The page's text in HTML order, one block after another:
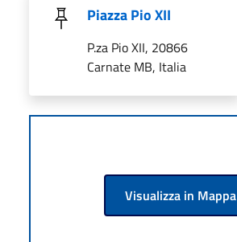
Piazza Pio XII
P.za Pio XII, 20866
Carnate MB, Italia
Visualizza in Mappa